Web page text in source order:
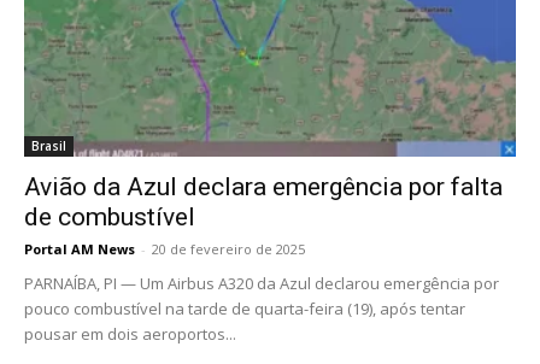
Brasil
Avião da Azul declara emergência por falta
de combustível
Portal AM News - 20 de fevereiro de 2025
PARNAÍBA, PI — Um Airbus A320 da Azul declarou emergência por
pouco combustível na tarde de quarta-feira (19), após tentar
pousar em dois aeroportos...